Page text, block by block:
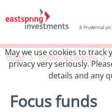
Home Produk & Layanan
Focus funds
May we use cookies to track
privacy very seriously.
details and any